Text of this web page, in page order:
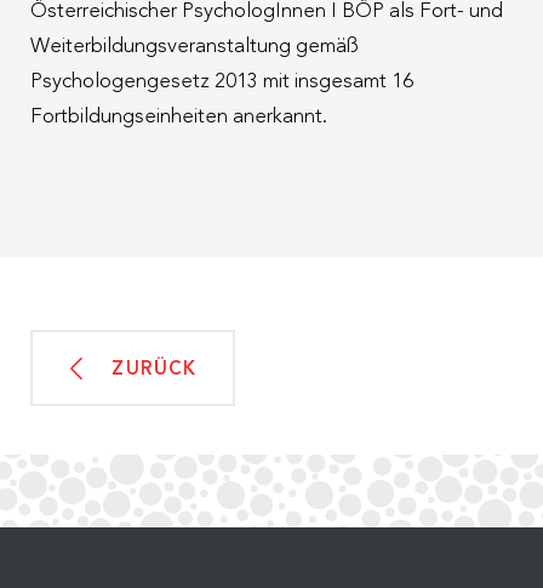
Österreichischer PsychologInnen I BÖP als Fort- und
Weiterbildungsveranstaltung gemäß
Psychologengesetz 2013 mit insgesamt 16
Fortbildungseinheiten anerkannt.
ZURÜCK